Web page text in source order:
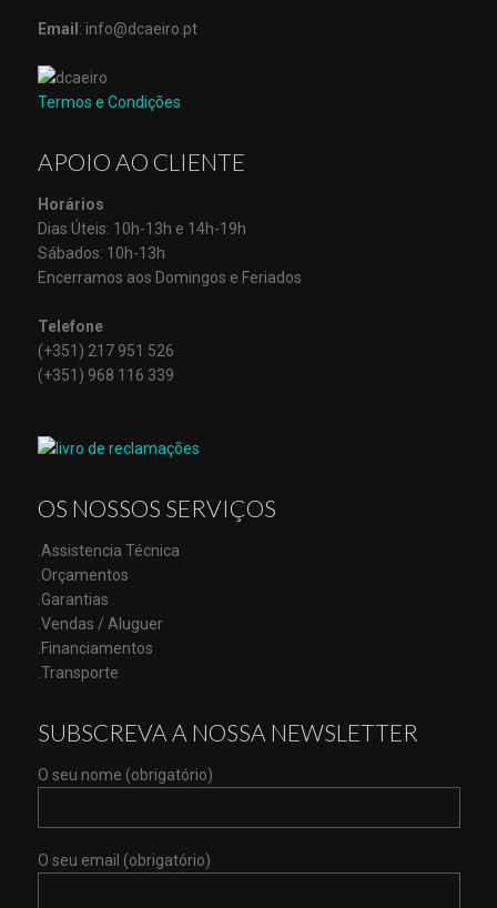
Email : info@dcaeiro.pt
Termos e Condições
APOIO AO CLIENTE
Horários
Dias Úteis: 10h-13h e 14h-19h
Sábados: 10h-13h
Encerramos aos Domingos e Feriados
Telefone
(+351) 217 951 526
(+351) 968 116 339
OS NOSSOS SERVIÇOS
.Assistencia Técnica
.Orçamentos
.Garantias
.Vendas / Aluguer
.Financiamentos
.Transporte
SUBSCREVA A NOSSA NEWSLETTER
O seu nome (obrigatório)
O seu email (obrigatório)